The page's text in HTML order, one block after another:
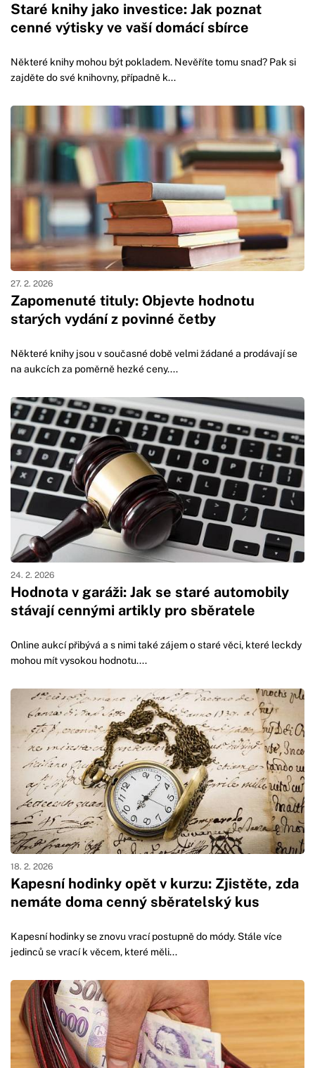
Staré knihy jako investice: Jak poznat
cenné výtisky ve vaší domácí sbírce
Některé knihy mohou být pokladem. Nevěříte tomu snad? Pak si
zajděte do své knihovny, případně k...
Zapomenuté tituly: Objevte hodnotu
starých vydání z povinné četby
27. 2. 2026
Některé knihy jsou v současné době velmi žádané a prodávají se
na aukcích za poměrně hezké ceny....
Hodnota v garáži: Jak se staré automobily
stávají cennými artikly pro sběratele
24. 2. 2026
Online aukcí přibývá a s nimi také zájem o staré věci, které leckdy
mohou mít vysokou hodnotu....
Kapesní hodinky opět v kurzu: Zjistěte, zda
nemáte doma cenný sběratelský kus
18. 2. 2026
Kapesní hodinky se znovu vrací postupně do módy. Stále více
jedinců se vrací k věcem, které měli...